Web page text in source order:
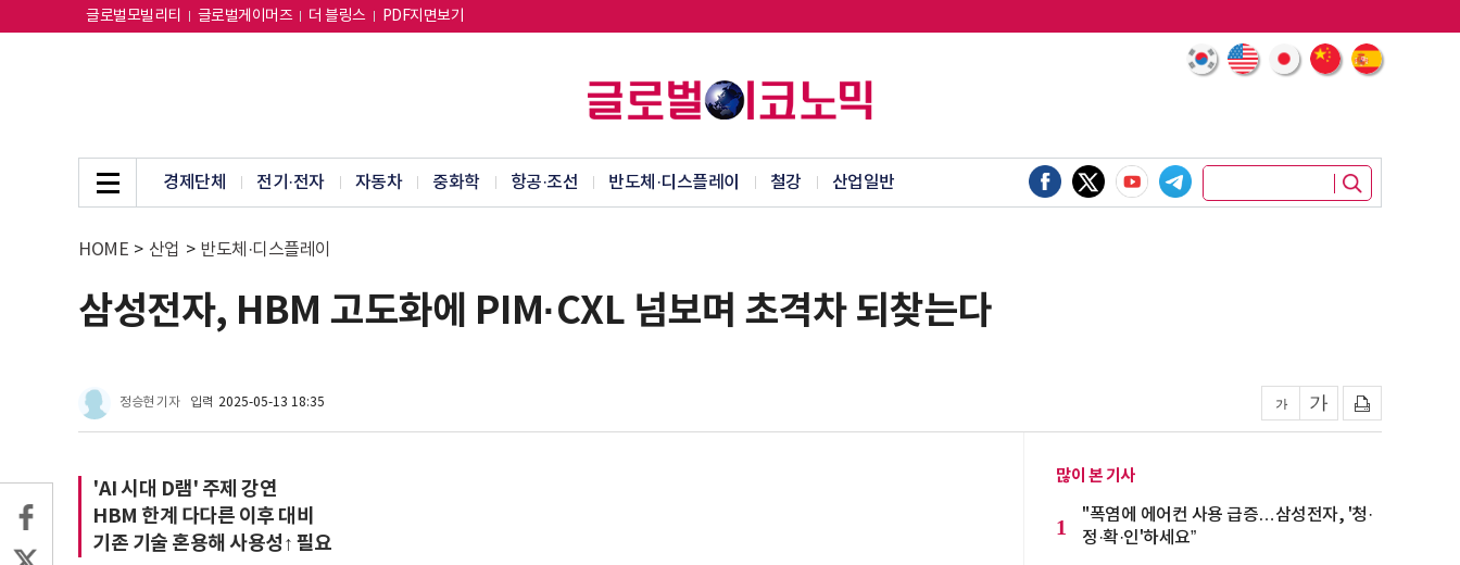
글로벌모빌리티 글로벌게이머즈 더 블링스 PDF지면보기
경제단체 전기·전자 자동차 중화학 항공·조선 반도체·디스플레이 철강 산업일반
HOME > 산업 > 반도체·디스플레이
삼성전자, HBM 고도화에 PIM·CXL 넘보며 초격차 되찾는다
정승현 기자 입력 2025-05-13 18:35
'AI 시대 D램' 주제 강연
HBM 한계 다다른 이후 대비
기존 기술 혼용해 사용성↑ 필요
많이 본 기사
1
"폭염에 에어컨 사용 급증…삼성전자, '청·
정·확·인'하세요”